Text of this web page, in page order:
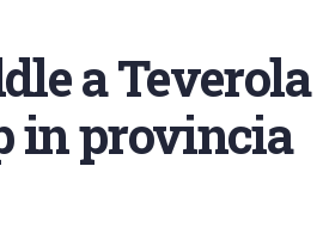
a Teverola
in provincia